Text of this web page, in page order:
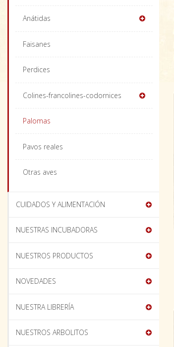
Anátidas
Faisanes
Perdices
Colines-francolines-codornices
Palomas
Pavos reales
Otras aves
CUIDADOS Y ALIMENTACIÓN
NUESTRAS INCUBADORAS
NUESTROS PRODUCTOS
NOVEDADES
NUESTRA LIBRERÍA
NUESTROS ARBOLITOS